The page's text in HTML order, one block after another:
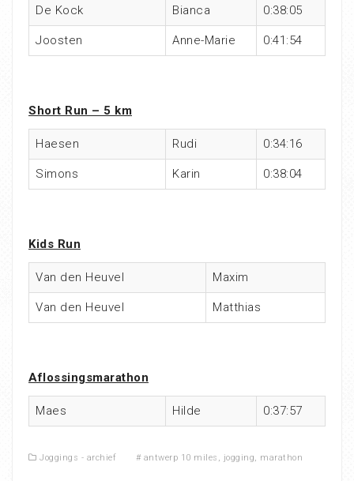
De Kock Bianca 0:38:05
Joosten Anne-Marie 0:41:54
Short Run – 5 km
Haesen Rudi 0:34:16
Simons Karin 0:38:04
Kids Run
Van den Heuvel Maxim
Van den Heuvel Matthias
Aflossingsmarathon
Maes Hilde 0:37:57
Joggings - archief # antwerp 10 miles , jogging, marathon